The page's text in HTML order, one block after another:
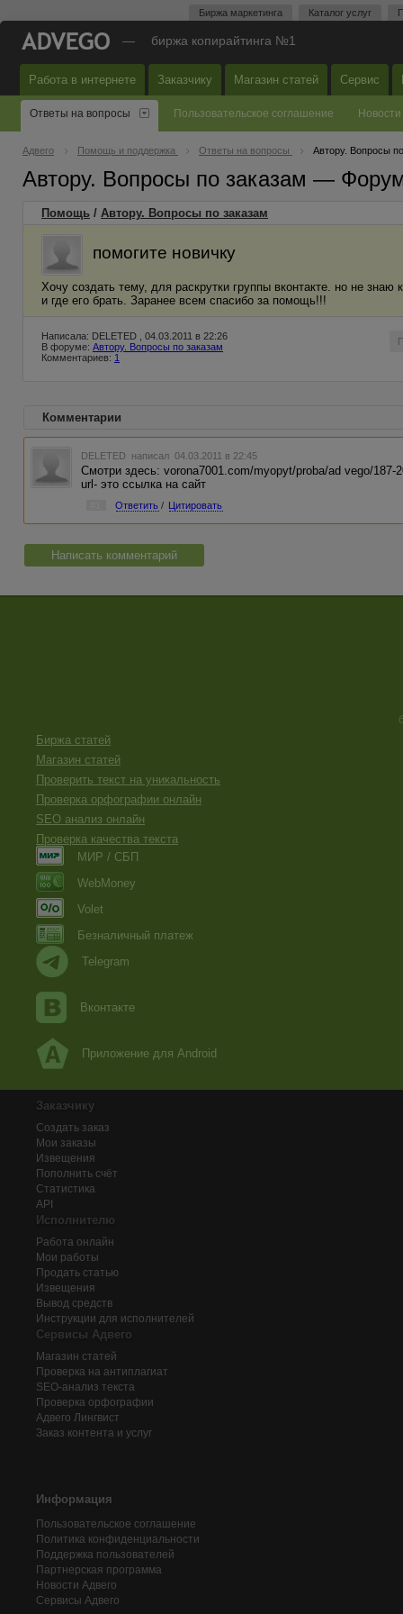
Биржа маркетинга Каталог услуг
— биржа копирайтинга №1
Работа в интернете Заказчику Магазин статей Сервис
Ответы на вопросы Пользовательское соглашение Новости
Адвего Помощь и поддержка Ответы на вопросы Автору. Вопросы
Автору. Вопросы по заказам —
Помощь / Автору. Вопросы по заказам
помогите новичку
Хочу создать тему, для раскрутки группы вконтакте. но не
и где его брать. Заранее всем спасибо за помощь!!!
Написала: DELETED , 04.03.2011 в 22:26
В форуме: Автору. Вопросы по заказам
Комментариев: 1
Комментарии
DELETED написал 04.03.2011 в 22:45
Смотри здесь: vorona7001.com/myopyt/proba/ad vego/187-
url- это ссылка на сайт
Ответить / Цитировать
Написать комментарий
Биржа статей
Магазин статей
Проверить текст на уникальность
Проверка орфографии онлайн
SEO анализ онлайн
Проверка качества текста
МИР / СБП
WebMoney
Volet
Безналичный платеж
Telegram
Вконтакте
Приложение для Android
Заказчику
Создать заказ
Мои заказы
Извещения
Пополнить счёт
Статистика
API
Исполнителю
Работа онлайн
Мои работы
Продать статью
Извещения
Вывод средств
Инструкции для исполнителей
Сервисы Адвего
Магазин статей
Проверка на антиплагиат
SEO-анализ текста
Проверка орфографии
Адвего Лингвист
Заказ контента и услуг
Информация
Пользовательское соглашение
Политика конфиденциальности
Поддержка пользователей
Партнерская программа
Новости Адвего
Сервисы Адвего